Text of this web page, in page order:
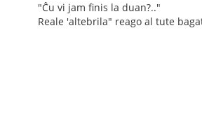
"Ĉu vi jam finis la duan?.."
Reale 'altebrila" reago al tute